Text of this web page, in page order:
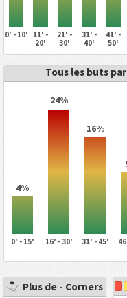
0' - 10'
11' -
20'
21' -
30'
31' -
40'
41' -
50'
Tous les buts
4%
24%
16%
0' - 15' 16' - 30' 31' - 45'
Plus de - Corners